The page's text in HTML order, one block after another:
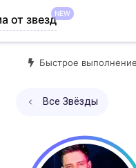
от звездNEW
Быстрое выполнение
Все Звёзды